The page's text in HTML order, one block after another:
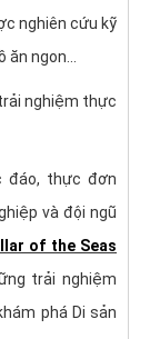
nghiên cứu kỹ
ngon...
nghiệm thực
đáo, thực đơn
và đội ngũ
of the Seas
trải nghiệm
phá Di sản